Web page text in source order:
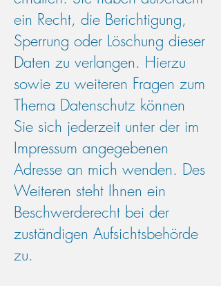
ein Recht, die Berichtigung,
Sperrung oder Löschung dieser
Daten zu verlangen. Hierzu
sowie zu weiteren Fragen zum
Thema Datenschutz können
Sie sich jederzeit unter der im
Impressum angegebenen
Adresse an mich wenden. Des
Weiteren steht Ihnen ein
Beschwerderecht bei der
zuständigen Aufsichtsbehörde
zu.